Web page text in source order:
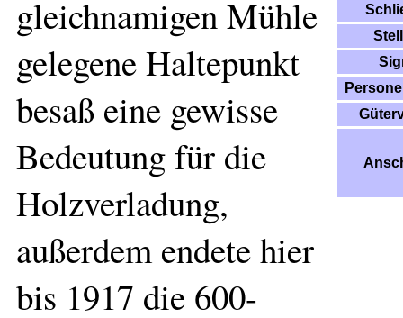
gleichnamigen Mühle
gelegene Haltepunkt
besaß eine gewisse
Bedeutung für die
Holzverladung,
außerdem endete hier
bis 1917 die 600-